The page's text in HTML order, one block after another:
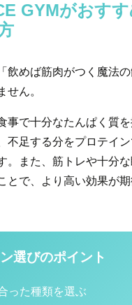
GYMがおす
飲めば筋肉がつく魔法
せん。
事で十分なたんぱく質を
不足する分をプロテイン
。また、筋トレや十分な
とで、より高い効果が期
選びのポイント
った種類を選ぶ